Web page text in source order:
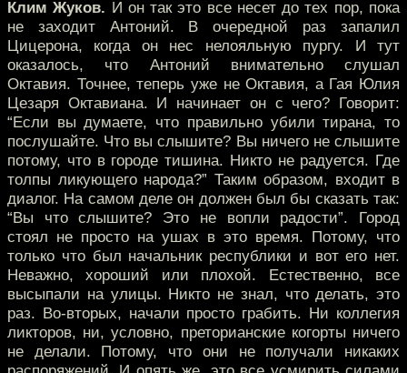
Клим Жуков. И он так это все несет до тех пор, пока
не заходит Антоний. В очередной раз запалил
Цицерона, когда он нес нелояльную пургу. И тут
оказалось, что Антоний внимательно слушал
Октавия. Точнее, теперь уже не Октавия, а Гая Юлия
Цезаря Октавиана. И начинает он с чего? Говорит:
“Если вы думаете, что правильно убили тирана, то
послушайте. Что вы слышите? Вы ничего не слышите
потому, что в городе тишина. Никто не радуется. Где
толпы ликующего народа?” Таким образом, входит в
диалог. На самом деле он должен был бы сказать так:
“Вы что слышите? Это не вопли радости”. Город
стоял не просто на ушах в это время. Потому, что
только что был начальник республики и вот его нет.
Неважно, хороший или плохой. Естественно, все
высыпали на улицы. Никто не знал, что делать, это
раз. Во-вторых, начали просто грабить. Ни коллегия
ликторов, ни, условно, преторианские когорты ничего
не делали. Потому, что они не получали никаких